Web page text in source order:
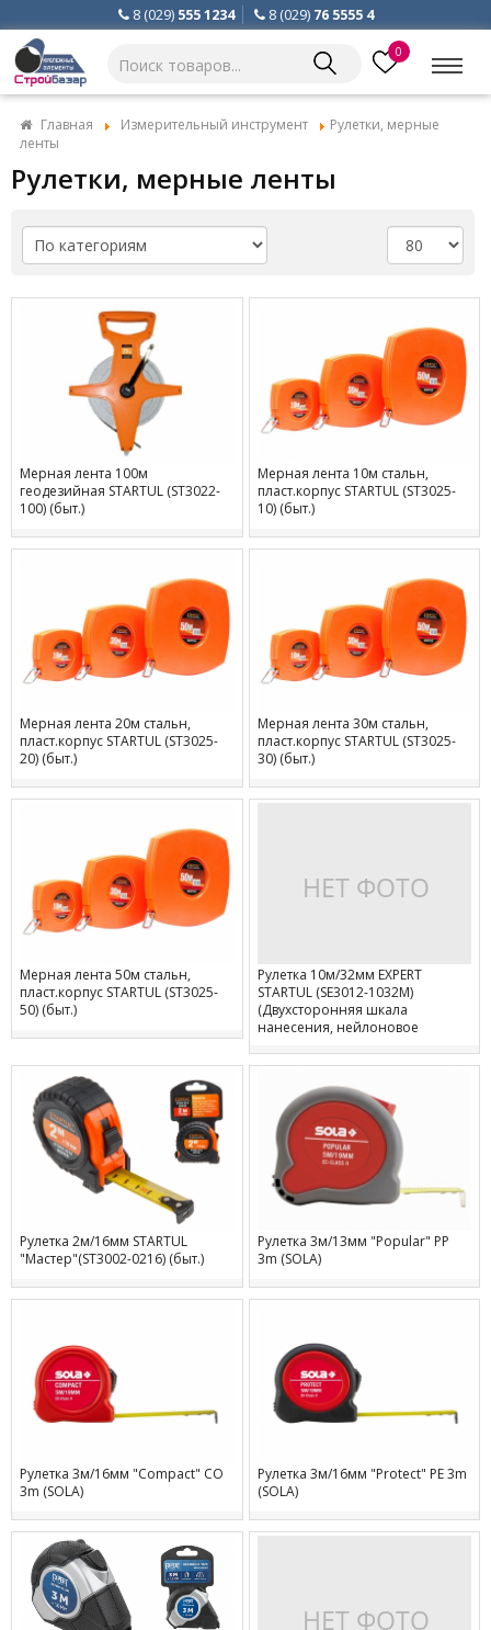
8 (029) 555 1234 8 (029) 76 5555 4
0
Главная Измерительный инструмент
Рулетки, мерные
ленты
Рулетки, мерные ленты
Мерная лента 100м
геодезийная STARTUL (ST3022-
100) (быт.)
Мерная лента 10м стальн,
пласт.корпус STARTUL (ST3025-
10) (быт.)
Мерная лента 20м стальн,
пласт.корпус STARTUL (ST3025-
20) (быт.)
Мерная лента 30м стальн,
пласт.корпус STARTUL (ST3025-
30) (быт.)
Мерная лента 50м стальн,
пласт.корпус STARTUL (ST3025-
50) (быт.)
Рулетка 10м/32мм EXPERT
STARTUL (SE3012-1032M)
(Двухсторонняя шкала
нанесения, нейлоновое
обрезиненный зацеп)
Рулетка 2м/16мм STARTUL
"Мастер"(ST3002-0216) (быт.)
Рулетка 3м/13мм "Popular" PP
3m (SOLA)
Рулетка 3м/16мм "Compact" CO
3m (SOLA)
Рулетка 3м/16мм "Protect" PE 3m
(SOLA)